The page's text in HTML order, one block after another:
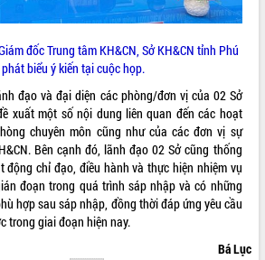
đốc Trung tâm KH&CN, Sở KH&CN tỉnh Phú
biểu ý kiến tại cuộc họp.
đạo và đại diện các phòng/đơn vị của 02 Sở
xuất một số nội dung liên quan đến các hoạt
chuyên môn cũng như của các đơn vị sự
Bên cạnh đó, lãnh đạo 02 Sở cũng thống
động chỉ đạo, điều hành và thực hiện nhiệm vụ
đoạn trong quá trình sáp nhập và có những
hợp sau sáp nhập, đồng thời đáp ứng yêu cầu
trong giai đoạn hiện nay.
Bá Lục